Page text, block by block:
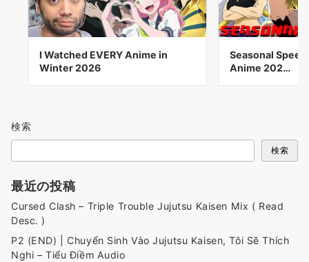
I Watched EVERY Anime in
Winter 2026
Seasonal
Anime 202…
検索
検索
最近の投稿
Cursed Clash – Triple Trouble Jujutsu Kaisen Mix ( Read
Desc. )
P2 (END) | Chuyển Sinh Vào Jujutsu Kaisen, Tôi Sẽ Thích
Nghi – Tiểu Điềm Audio